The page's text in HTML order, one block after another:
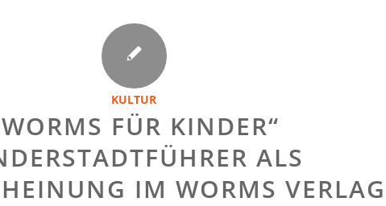
KULTUR
FÜR KINDER“
ALS
IM WORMS VERLAG